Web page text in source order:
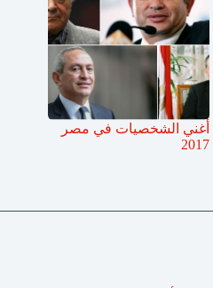
أغني الشخصيات في مصر
2017